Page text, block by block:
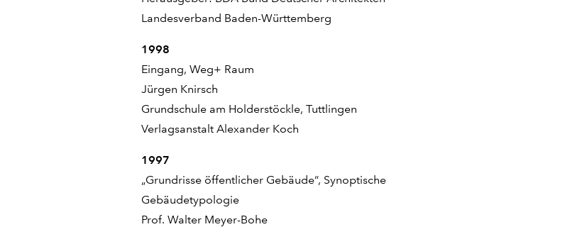
Landesverband Baden-Württemberg
1998
Eingang, Weg+ Raum
Jürgen Knirsch
Grundschule am Holderstöckle, Tuttlingen
Verlagsanstalt Alexander Koch
1997
„Grundrisse öffentlicher Gebäude“, Synoptische
Gebäudetypologie
Prof. Walter Meyer-Bohe